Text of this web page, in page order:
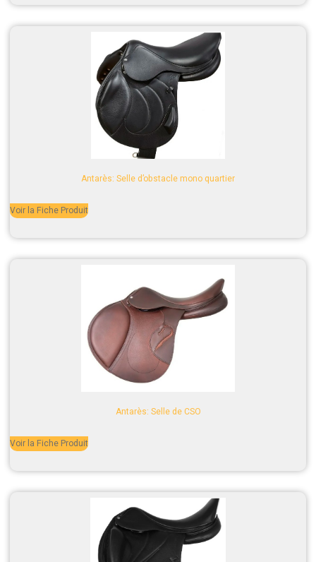
Antarès: Selle d’obstacle mono quartier
Voir la Fiche Produit
Antarès: Selle de CSO
Voir la Fiche Produit